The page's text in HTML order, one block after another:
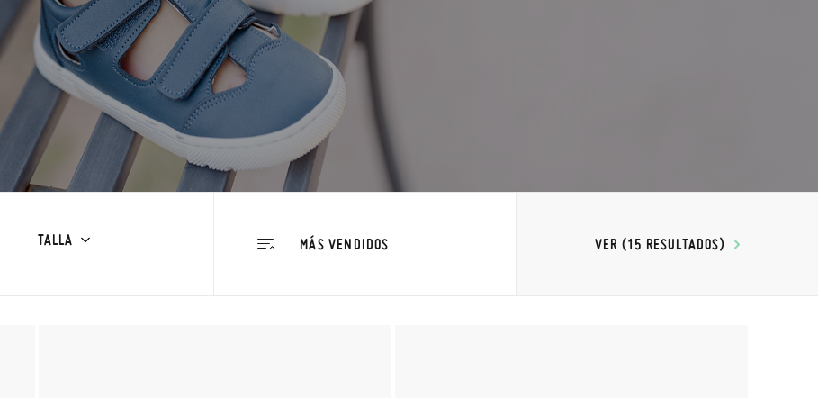
TALLA VER (15 RESULTADOS)